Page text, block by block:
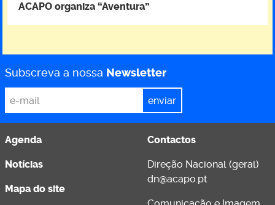
ACAPO organiza “Aventura”
Subscreva a nossa Newsletter
Email*
Agenda
Notícias
Mapa do site
Contactos
Direção Nacional (geral)
dn@acapo.pt